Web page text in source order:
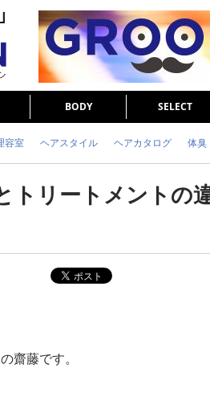
BODY SELECT
容室 ヘアスタイル ヘアカタログ 体臭
外セレブ スキンケ
リートメントの
齋藤です。